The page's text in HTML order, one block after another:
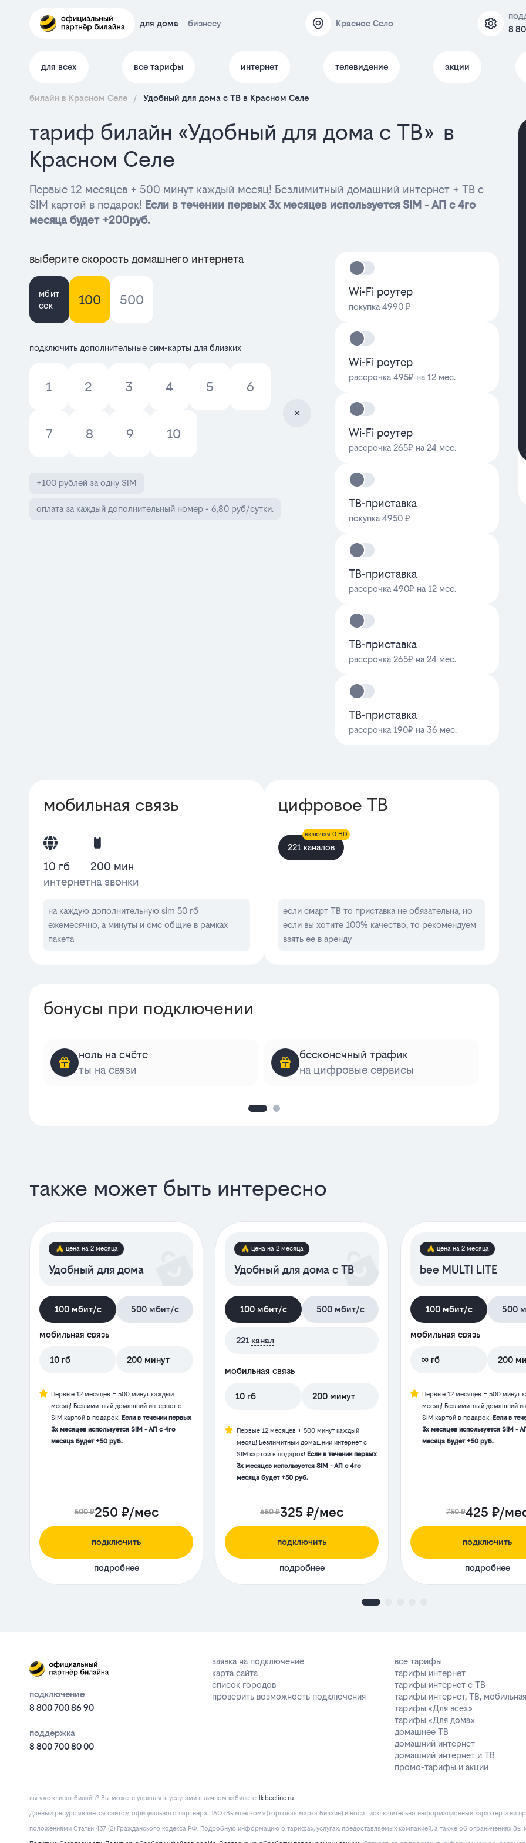
для дома бизнесу Красное Село
8
для всех все тарифы интернет телевидение акции
билайн в Красном Селе / Удобный для дома с ТВ в Красном Селе
тариф билайн «Удобный для дома с ТВ» в
Красном Селе
Первые 12 месяцев + 500 минут каждый месяц! Безлимитный домашний интернет + ТВ с
SIM картой в подарок! Если в течении первых 3х месяцев используется SIM - АП с 4го
месяца будет +200руб.
выберите скорость домашнего интернета
мбит
сек
100 500
подключить дополнительные сим-карты для близких
1 2 3 4 5 6
7 8 9 10
+100 рублей за одну SIM
оплата за каждый дополнительный номер - 6,80 руб/сутки.
Wi-Fi роутер
покупка 4990 ₽
Wi-Fi роутер
рассрочка 495₽ на 12 мес.
Wi-Fi роутер
рассрочка 265₽ на 24 мес.
ТВ-приставка
покупка 4950 ₽
ТВ-приставка
рассрочка 490₽ на 12 мес.
ТВ-приставка
рассрочка 265₽ на 24 мес.
ТВ-приставка
рассрочка 190₽ на 36 мес.
мобильная связь
10 гб
интернет
200 мин
на звонки
на каждую дополнительную sim 50 гб
ежемесячно, а минуты и смс общие в рамках
пакета
цифровое ТВ
221 каналов
включая 0 HD
если смарт ТВ то приставка не обязательна, но
если вы хотите 100% качество, то рекомендуем
взять ее в аренду
бонусы при подключении
ноль на счёте
ты на связи
бесконечный трафик
на цифровые сервисы
также может быть интересно
цена на 2 месяца
Удобный для дома
100 мбит/с 500 мбит/с
мобильная связь
10 гб 200 минут
Первые 12 месяцев + 500 минут каждый
месяц! Безлимитный домашний интернет с
SIM картой в подарок! Если в течении первых
3х месяцев используется SIM - АП с 4го
месяца будет +50 руб.
500 ₽250 ₽/мес
подключить
подробнее
цена на 2 месяца
Удобный для дома с ТВ
100 мбит/с 500 мбит/с
221 канал
мобильная связь
10 гб 200 минут
Первые 12 месяцев + 500 минут каждый
месяц! Безлимитный домашний интернет с
SIM картой в подарок! Если в течении первых
3х месяцев используется SIM - АП с 4го
месяца будет +50 руб.
650 ₽325 ₽/мес
подключить
подробнее
цена на 2 месяца
bee MULTI LITE
100 мбит/с 500
мобильная связь
∞ гб 200
Первые 12 месяцев + 500 минут
месяц! Безлимитный домашний
SIM картой в подарок! Если в
3х месяцев используется SIM -
месяца будет +50 руб.
750 ₽425 ₽/
подключить
подробнее
подключение
8 800 700 86 90
поддержка
8 800 700 80 00
заявка на подключение
карта сайта
список городов
проверить возможность подключения
все тарифы
тарифы интернет
тарифы интернет с ТВ
тарифы интернет, ТВ,
тарифы «Для всех»
тарифы «Для дома»
домашнее ТВ
домашний интернет
домашний интернет и ТВ
промо-тарифы и акции
вы уже клиент билайн? Вы можете управлять услугами в личнoм кaбинeтe:
lk.beeline.ru
Данный ресурс является сайтом официального партнера ПАО «Вымпелком» (торговая марка билайн) и носит исключительно информационный характер и ни
положениями Статьи 437 (2) Гражданского кодекса РФ. Подробную информацию о тарифах, услугах, предоставляемых компанией, а также об ограничениях Вы